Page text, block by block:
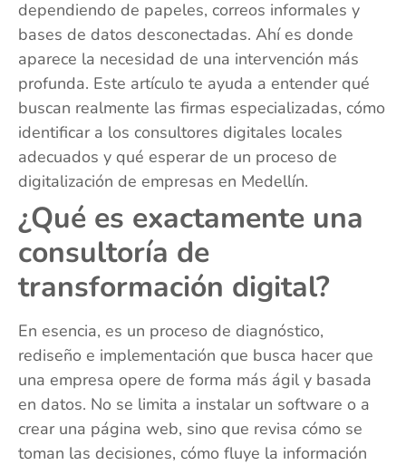
dependiendo de papeles, correos informales y
bases de datos desconectadas. Ahí es donde
aparece la necesidad de una intervención más
profunda. Este artículo te ayuda a entender qué
buscan realmente las firmas especializadas, cómo
identificar a los consultores digitales locales
adecuados y qué esperar de un proceso de
digitalización de empresas en Medellín.
¿Qué es exactamente una
consultoría de
transformación digital?
En esencia, es un proceso de diagnóstico,
rediseño e implementación que busca hacer que
una empresa opere de forma más ágil y basada
en datos. No se limita a instalar un software o a
crear una página web, sino que revisa cómo se
toman las decisiones, cómo fluye la información